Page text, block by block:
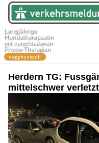
Herdern TG:
mittelschwer verletzt